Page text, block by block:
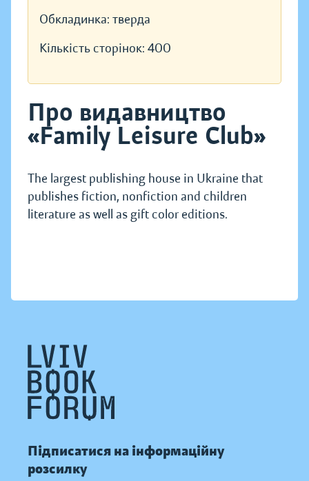
Обкладинка: тверда
Кількість сторінок: 400
Про видавництво
«Family Leisure Club»
The largest publishing house in Ukraine that
publishes fiction, nonfiction and children
literature as well as gift color editions.
Підписатися на інформаційну
розсилку